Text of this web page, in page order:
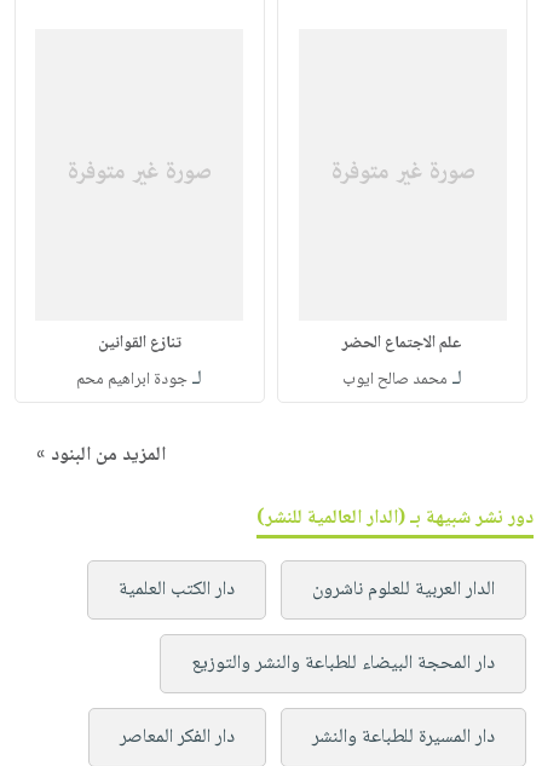
علم الاجتماع الحضر
لـ محمد صالح ايوب
تنازع القوانين
لـجودة ابراهيم محم
المزيد من البنود »
دور نشر شبيهة بـ (الدار العالمية للنشر)
الدار العربية للعلوم ناشرون دار الكتب العلمية
دار المحجة البيضاء للطباعة والنشر والتوزيع
دار المسيرة للطباعة والنشر دار الفكر المعاصر